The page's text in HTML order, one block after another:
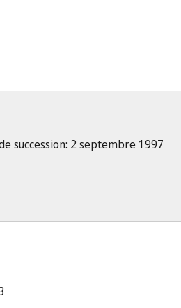
succession: 2 septembre 1997